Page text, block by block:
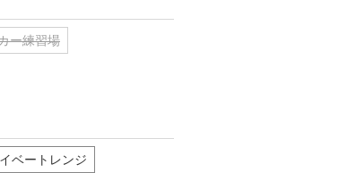
ー練習場
ベートレンジ